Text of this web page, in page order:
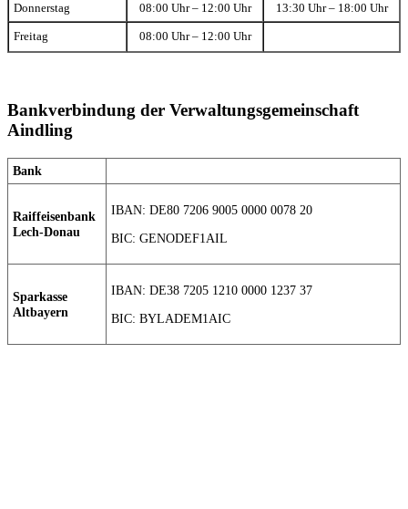
Donnerstag 08:00 Uhr – 12:00 Uhr 13:30 Uhr – 18:00 Uhr
Freitag 08:00 Uhr – 12:00 Uhr
Bankverbindung der Verwaltungsgemeinschaft
Aindling
Bank
Raiffeisenbank
Lech-Donau
IBAN: DE80 7206 9005 0000 0078 20
BIC: GENODEF1AIL
Sparkasse
Altbayern
IBAN: DE38 7205 1210 0000 1237 37
BIC: BYLADEM1AIC